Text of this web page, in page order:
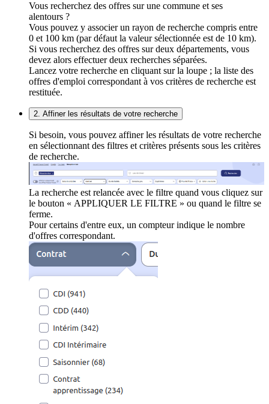
Vous recherchez des offres sur une commune et ses
alentours ?
Vous pouvez y associer un rayon de recherche compris entre
0 et 100 km (par défaut la valeur sélectionnée est de 10 km).
Si vous recherchez des offres sur deux départements, vous
devez alors effectuer deux recherches séparées.
Lancez votre recherche en cliquant sur la loupe ; la liste des
offres d'emploi correspondant à vos critères de recherche est
restituée.
2. Affiner les résultats de votre recherche
Si besoin, vous pouvez affiner les résultats de votre recherche
en sélectionnant des filtres et critères présents sous les critères
de recherche.
La recherche est relancée avec le filtre quand vous cliquez sur
le bouton « APPLIQUER LE FILTRE » ou quand le filtre se
ferme.
Pour certains d'entre eux, un compteur indique le nombre
d'offres correspondant.